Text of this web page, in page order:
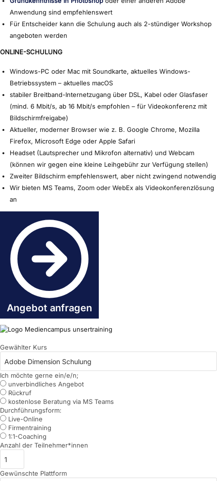
Anwendung sind empfehlenswert
Für Entscheider kann die Schulung auch als 2-stündiger Workshop
angeboten werden
ONLINE-SCHULUNG
Windows-PC oder Mac mit Soundkarte, aktuelles Windows-
Betriebssystem – aktuelles macOS
stabiler Breitband-Internetzugang über DSL, Kabel oder Glasfaser
(mind. 6 Mbit/s, ab 16 Mbit/s empfohlen – für Videokonferenz mit
Bildschirmfreigabe)
Aktueller, moderner Browser wie z. B. Google Chrome, Mozilla
Firefox, Microsoft Edge oder Apple Safari
Headset (Lautsprecher und Mikrofon alternativ) und Webcam
(können wir gegen eine kleine Leihgebühr zur Verfügung stellen)
Zweiter Bildschirm empfehlenswert, aber nicht zwingend notwendig
Wir bieten MS Teams, Zoom oder WebEx als Videokonferenzlösung
an
Angebot anfragen
Gewählter Kurs
Ich möchte gerne ein/e/n;
unverbindliches Angebot
Rückruf
kostenlose Beratung via MS Teams
Durchführungsform:
Live-Online
Firmentraining
1:1-Coaching
Anzahl der Teilnehmer*innen
Gewünschte Plattform